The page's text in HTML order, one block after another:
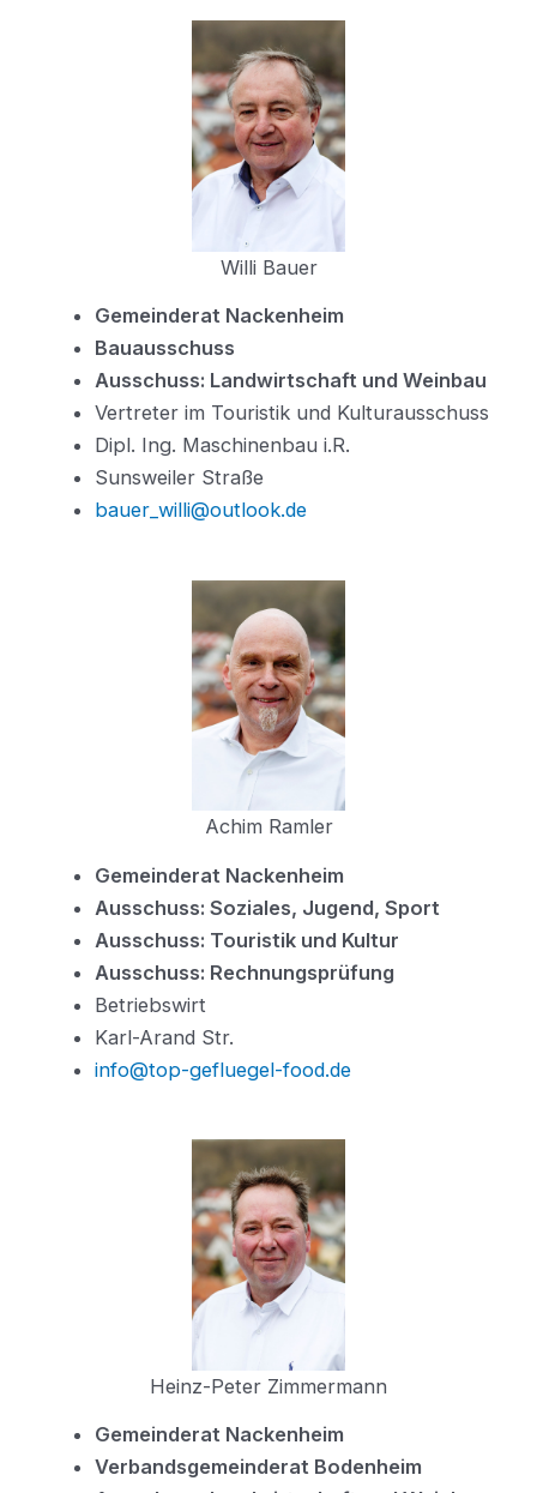
Willi Bauer
Gemeinderat Nackenheim
Bauausschuss
Ausschuss: Landwirtschaft und Weinbau
Vertreter im Touristik und Kulturausschuss
Dipl. Ing. Maschinenbau i.R.
Sunsweiler Straße
bauer_willi@outlook.de
Achim Ramler
Gemeinderat Nackenheim
Ausschuss: Soziales, Jugend, Sport
Ausschuss: Touristik und Kultur
Ausschuss: Rechnungsprüfung
Betriebswirt
Karl-Arand Str.
info@top-gefluegel-food.de
Heinz-Peter Zimmermann
Gemeinderat Nackenheim
Verbandsgemeinderat Bodenheim